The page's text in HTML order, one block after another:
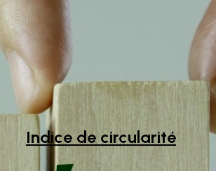
Indice de circularité